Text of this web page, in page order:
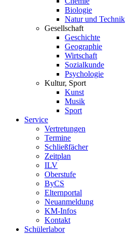
Biologie
Natur und Technik
Gesellschaft
Geschichte
Geographie
Wirtschaft
Sozialkunde
Psychologie
Kultur, Sport
Kunst
Musik
Sport
Service
Vertretungen
Termine
Schließfächer
Zeitplan
ILV
Oberstufe
ByCS
Elternportal
Neuanmeldung
KM-Infos
Kontakt
Schüler­labor